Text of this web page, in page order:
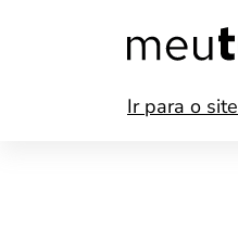
Ir para o site